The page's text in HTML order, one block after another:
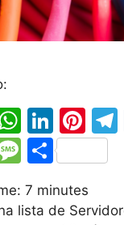
W
h
at
s
Li
n
k
e
Pi
nt
er
e
M
e
s
C
m
7 minutes
lista de